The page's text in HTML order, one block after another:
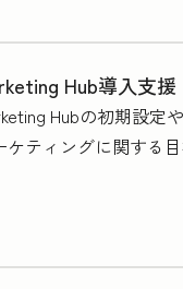
Hub導入支援
Hubの初期設定
ケティングに関する